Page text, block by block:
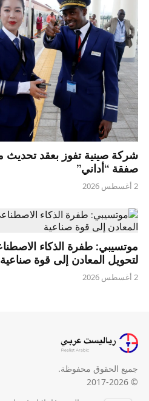
شركة صينية تفوز بعقد
صفقة “أداني”
2 أغسطس 2026
موتسيبي: طفرة الذكاء
لتحويل المعادن إلى قوة صناعية
2 أغسطس 2026
جميع الحقوق محفوظة.
© 2017-2026